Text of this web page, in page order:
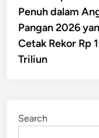
Penuh dalam
Pangan 2026
Cetak Rekor Rp
Triliun
Search